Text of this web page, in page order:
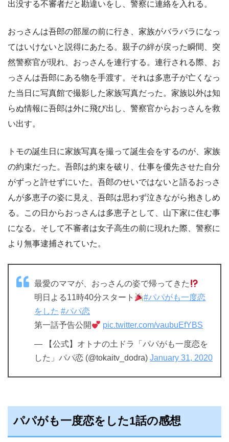
出没する不審者だと勘違いをし、警察に連絡を入れる。
おっさんは吾郎の部屋の前に行き、家族がバラバラになっ
てはいけないと説得にあたる。親子の絆が戻った瞬間、突
然警察官が現れ、おっさんを連行する。連行される際、お
っさんは吾郎にある物を手渡す。それは多恵子が亡くなっ
た当日に写真館で撮影した家族写真だった。家族以外は知
らぬ情報に吾郎は外に飛び出し、警察官からおっさんを救
い出す。
トモの誕生日に家族写真を撮って誕生会をするのが、家族
の約束だった。吾郎は約束を破り、仕事を優先させた自分
がずっと許せずにいた。吾郎のせいではないと語るおっさ
んが多恵子の姿に見え、吾郎は思わず泣きながら抱きしめ
る。この日からおっさんは多恵子として、山下家に住む事
になる。そして不審者は女子高生の前に現れた際、警察に
より無事逮捕されていた。
最愛のママが、おっさんの姿で帰ってきた
明日よる11時40分スタート
#パパがも一度恋
をした #パパ恋
第一話予告公開
pic.twitter.com/vaubuEfYBS
— 【公式】オトナの土ドラ「パパがも一度恋を
した」パパ恋 (@tokaitv_dodra) January 31, 2020
パパがも一度恋をした1話の感想